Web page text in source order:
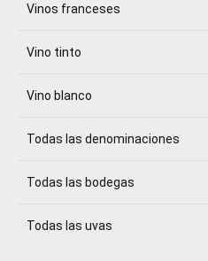
Vinos franceses
Vino tinto
Vino blanco
Todas las denominaciones
Todas las bodegas
Todas las uvas